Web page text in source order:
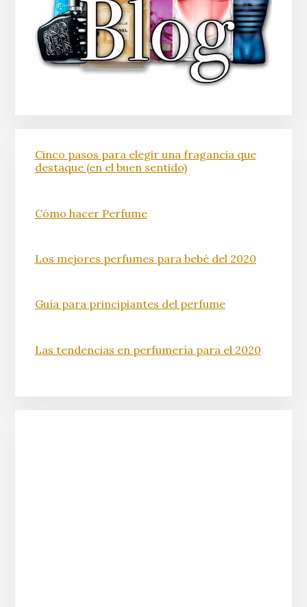
Cinco pasos para elegir una fragancia que
destaque (en el buen sentido)
Cómo hacer Perfume
Los mejores perfumes para bebé del 2020
Guía para principiantes del perfume
Las tendencias en perfumería para el 2020